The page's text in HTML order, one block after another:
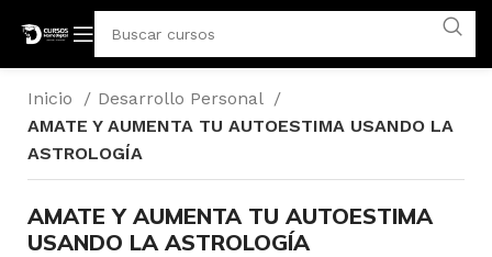
Inicio
Desarrollo Personal
AMATE Y AUMENTA TU AUTOESTIMA USANDO LA
ASTROLOGÍA
AMATE Y AUMENTA TU AUTOESTIMA
USANDO LA ASTROLOGÍA